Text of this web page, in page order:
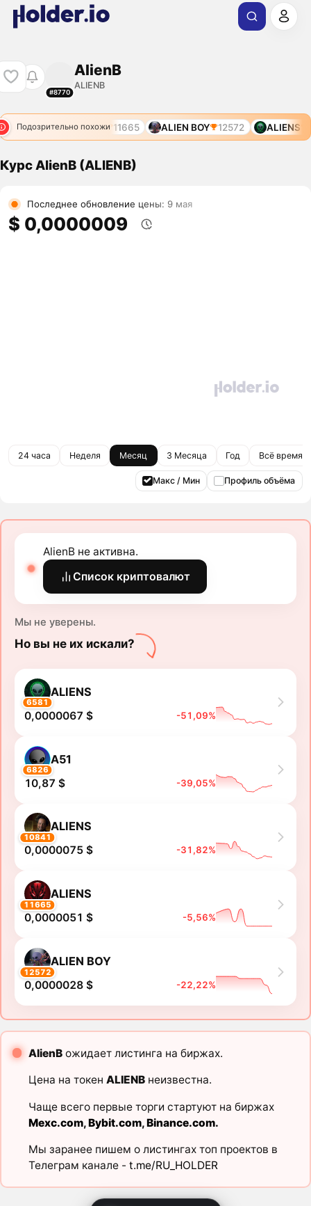
#8770
AlienB
ALIENB
Подозрительно похожи
10841 ALIENS 11665 ALIEN BOY 12572 ALIENS
Курс AlienB (ALIENB)
Последнее обновление цены: 9 мая
$ 0,0000009
24 часа Неделя Месяц 3 Месяца Год Всё время
Макс / Мин Профиль объёма
AlienB не активна.
Список криптовалют
Мы не уверены.
Но вы не их искали?
6581
ALIENS
0,0000067 $ -51,09%
6826
A51
10,87 $ -39,05%
10841
ALIENS
0,0000075 $ -31,82%
11665
ALIENS
0,0000051 $ -5,56%
12572
ALIEN BOY
0,0000028 $ -22,22%
AlienBожидает листинга на биржах.
Цена на токен ALIENBнеизвестна.
Чаще всего первые торги стартуют на биржах
Mexc.com,Bybit.com,Binance.com.
Мы заранее пишем о листингах топ проектов в
Телеграм канале - t.me/RU_HOLDER